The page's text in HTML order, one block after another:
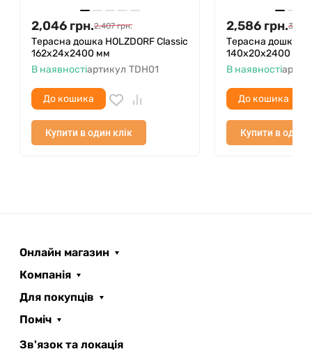
2,046 грн.2,407 грн.
Терасна дошка HOLZDORF Classic
162х24х2400 мм
В наявностіартикул TDH01
До кошика
Купити в один клік
2,586 грн.3,043
Терасна дошка
140х20х2400 мм,
В наявності
До кошика
Купити в один
Онлайн магазин
Компанія
Для покупців
Поміч
Зв'язок та локація
AI помічник